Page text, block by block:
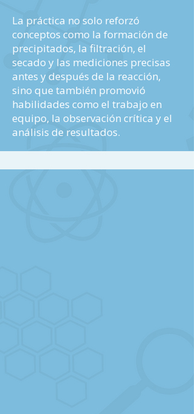
La práctica no solo reforzó
conceptos como la formación de
precipitados, la filtración, el
secado y las mediciones precisas
antes y después de la reacción,
sino que también promovió
habilidades como el trabajo en
equipo, la observación crítica y el
análisis de resultados.